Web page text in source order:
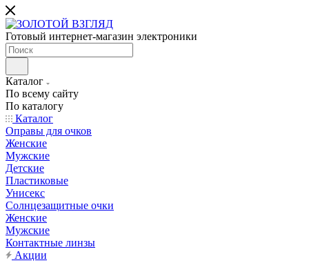
Готовый интернет-магазин электроники
Каталог
По всему сайту
По каталогу
Каталог
Оправы для очков
Женские
Мужские
Детские
Пластиковые
Унисекс
Солнцезащитные очки
Женские
Мужские
Контактные линзы
Акции